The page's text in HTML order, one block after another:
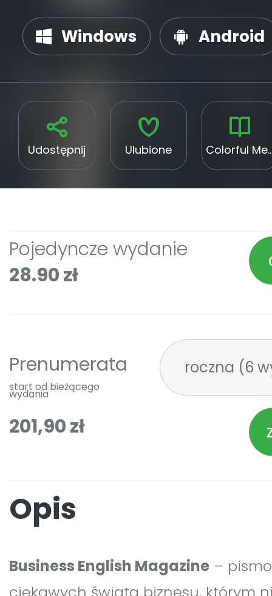
Windows Android
Udostępnij Ulubione Colorful
Pojedyncze wydanie
28.90 zł
Prenumerata
start od bieżącego
wydania
201,90 zł
Opis
Business English Magazine –